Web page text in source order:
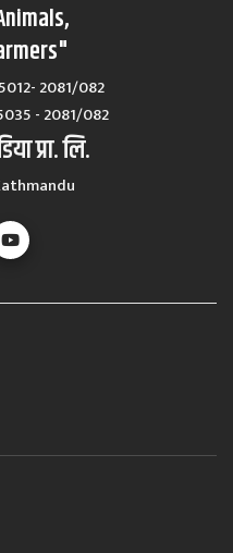
2081/082
- 2081/082
प्रा. लि.